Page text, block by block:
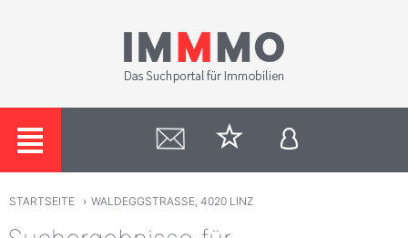
STARTSEITE › WALDEGGSTRASSE, 4020 LINZ